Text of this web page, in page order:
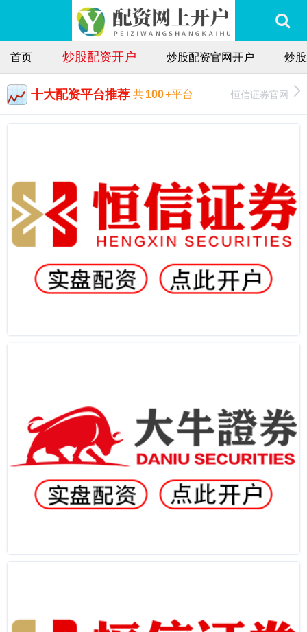
首页 炒股配资开户 炒股配资官网开户 炒
十大配资平台推荐 共100+平台 恒信证券官网